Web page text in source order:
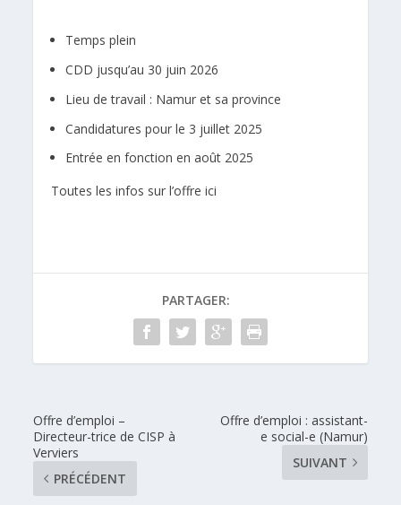
Temps plein
CDD jusqu’au 30 juin 2026
Lieu de travail : Namur et sa province
Candidatures pour le 3 juillet 2025
Entrée en fonction en août 2025
Toutes les infos sur l’offre ici
PARTAGER:
Offre d’emploi –
Directeur-trice de CISP à
Verviers
PRÉCÉDENT
Offre d’emploi : assistant-
e social-e (Namur)
SUIVANT